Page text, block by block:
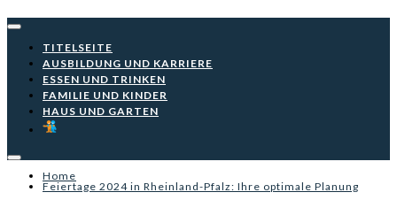
TITELSEITE
AUSBILDUNG UND KARRIERE
ESSEN UND TRINKEN
FAMILIE UND KINDER
HAUS UND GARTEN
Home
Feiertage 2024 in Rheinland-Pfalz: Ihre optimale Planung